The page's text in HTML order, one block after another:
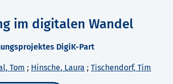
im digitalen Wandel
DigiK-Part
Tom ; Hinsche, Laura ; Tischendorf, Tim